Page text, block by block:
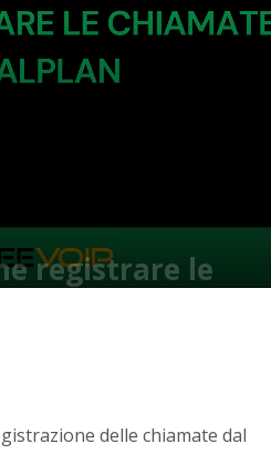
registrare le
delle chiamate dal